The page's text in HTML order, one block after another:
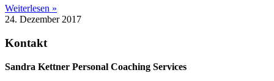
Weiterlesen »
24. Dezember 2017
Kontakt
Sandra Kettner Personal Coaching Services